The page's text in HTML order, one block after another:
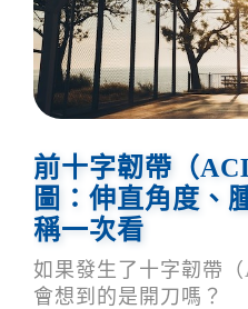
前十字韌帶（
圖：伸直角度、
稱一次看
如果發生了十字韌帶
會想到的是開刀嗎？